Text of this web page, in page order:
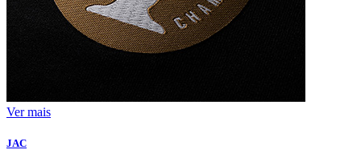
Ver mais
JAC